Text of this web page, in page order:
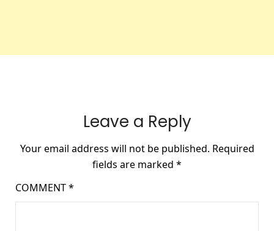
Leave a Reply
Your email address will not be published. Required
fields are marked *
COMMENT*